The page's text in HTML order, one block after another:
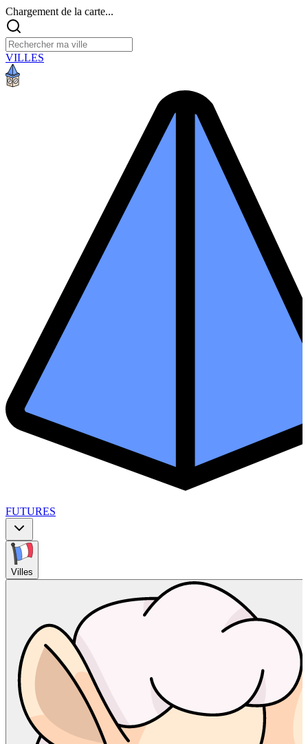
Chargement de la carte...
VILLES
FUTURES
Villes